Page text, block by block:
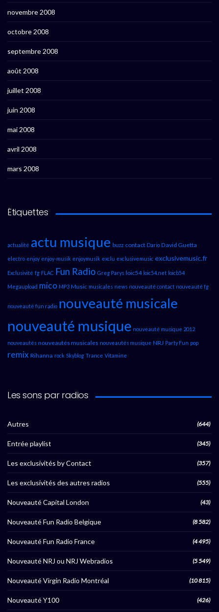
novembre 2008
octobre 2008
septembre 2008
août 2008
juillet 2008
juin 2008
mai 2008
avril 2008
mars 2008
Étiquettes
actualité actu musique buzz contact Dario David Guetta
electro enjoy enjoy-musik enjoymusik exclu exclusivemusic exclusivemusic.fr
Exclusivité fg FLAC Fun Radio Greg Parys loic54 loic54.net loicb54
Megaupload mico MP3 Music musicales news nouveauté contact nouveauté fg
nouveauté fun radio nouveauté musicale
nouveauté musique nouveauté musique 2012
nouveautés nouveautés musicales nouveautés musique NRJ Party Fun pop
remix Rihanna rock Skyblog Trance Vitamine
Les sons par radios
Autres (644)
Entrée playlist (345)
Les exclusivités by Contact (357)
Les exclusivités des autres radios (555)
Nouveauté Capital London (43)
Nouveauté Fun Radio Belgique (8 582)
Nouveauté Fun Radio France (4 495)
Nouveauté NRJ ou NRJ Webradios (5 549)
Nouveauté Virgin Radio Montréal (10 815)
Nouveauté Y100 (426)